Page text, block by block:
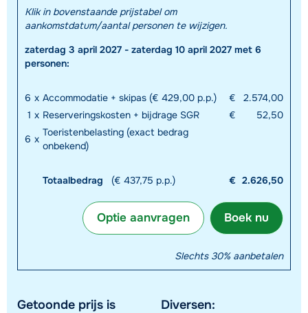
Klik in bovenstaande prijstabel om
aankomstdatum/aantal personen te wijzigen.
zaterdag 3 april 2027 - zaterdag 10 april 2027 met 6
personen:
6 x Accommodatie + skipas (€ 429,00 p.p.) €
2.574,00
1 x Reserveringskosten + bijdrage SGR €
52,50
6 x
Toeristenbelasting (exact bedrag
onbekend)
Totaalbedrag (€ 437,75 p.p.) € 2.626,50
Boek nu
Optie aanvragen
Slechts 30% aanbetalen
Getoonde prijs is
Diversen: